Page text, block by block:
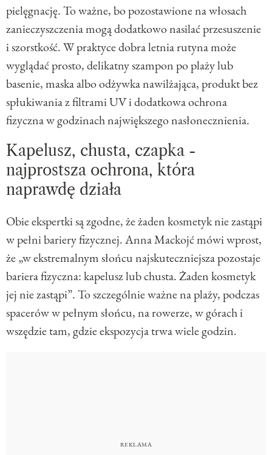
pielęgnację. To ważne, bo pozostawione na włosach
zanieczyszczenia mogą dodatkowo nasilać przesuszenie
i szorstkość. W praktyce dobra letnia rutyna może
wyglądać prosto, delikatny szampon po plaży lub
basenie, maska albo odżywka nawilżająca, produkt bez
spłukiwania z filtrami UV i dodatkowa ochrona
fizyczna w godzinach największego nasłonecznienia.
Kapelusz, chusta, czapka -
najprostsza ochrona, która
naprawdę działa
Obie ekspertki są zgodne, że żaden kosmetyk nie zastąpi
w pełni bariery fizycznej. Anna Mackojć mówi wprost,
że „w ekstremalnym słońcu najskuteczniejsza pozostaje
bariera fizyczna: kapelusz lub chusta. Żaden kosmetyk
jej nie zastąpi”. To szczególnie ważne na plaży, podczas
spacerów w pełnym słońcu, na rowerze, w górach i
wszędzie tam, gdzie ekspozycja trwa wiele godzin.